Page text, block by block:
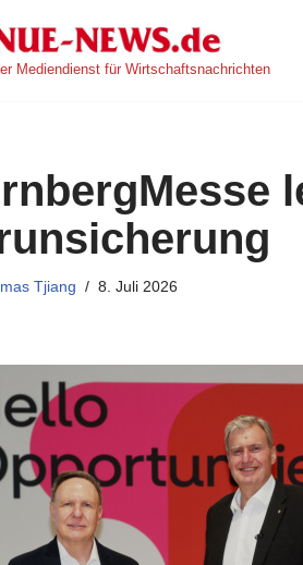
Mediendienst für Wirtschaftsnachrichten
Tjiang 8. Juli 2026